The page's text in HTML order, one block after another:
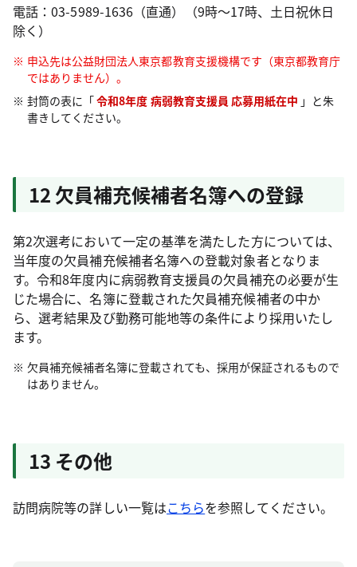
電話：03-5989-1636（直通）（9時～17時、土日祝休日
除く）
申込先は公益財団法人東京都教育支援機構です（東京都教育庁
ではありません）。
封筒の表に「令和8年度 病弱教育支援員 応募用紙在中 」と朱
書きしてください。
12 欠員補充候補者名簿への登録
第2次選考において一定の基準を満たした方については、
当年度の欠員補充候補者名簿への登載対象者となりま
す。令和8年度内に病弱教育支援員の欠員補充の必要が生
じた場合に、名簿に登載された欠員補充候補者の中か
ら、選考結果及び勤務可能地等の条件により採用いたし
ます。
欠員補充候補者名簿に登載されても、採用が保証されるもので
はありません。
13 その他
訪問病院等の詳しい一覧はこちらを参照してください。